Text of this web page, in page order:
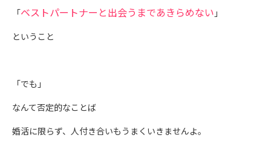
「ベストパートナーと出会うまであきらめない 」
ということ
「でも」
なんて否定的なことば
婚活に限らず、人付き合いもうまくいきませんよ。